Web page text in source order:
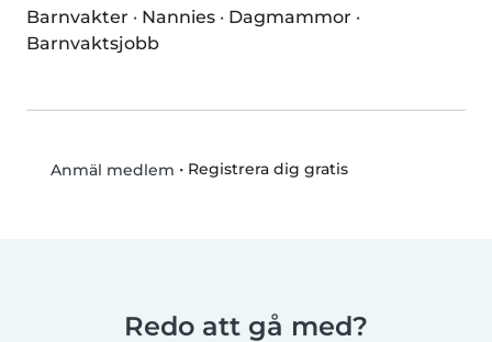
Barnvakter · Nannies · Dagmammor ·
Barnvaktsjobb
Anmäl medlem • Registrera dig gratis
Redo att gå med?